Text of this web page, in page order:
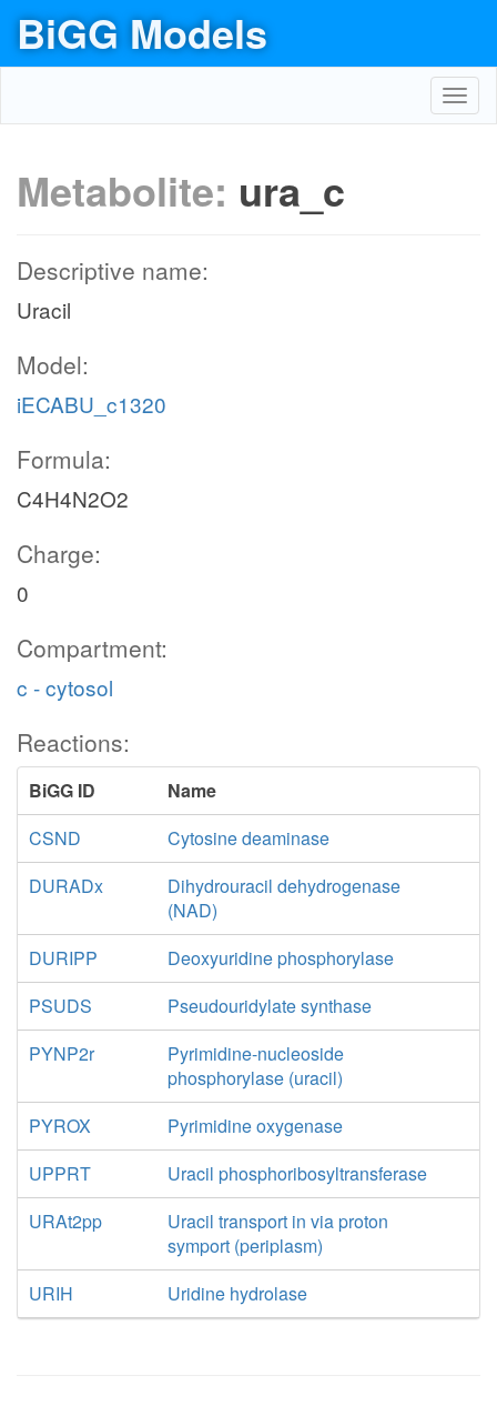
BiGG Models
Metabolite: ura_c
Descriptive name:
Uracil
Model:
iECABU_c1320
Formula:
C4H4N2O2
Charge:
0
Compartment:
c - cytosol
Reactions:
BiGG ID
Name
CSND
Cytosine deaminase
DURADx
Dihydrouracil dehydrogenase
(NAD)
DURIPP
Deoxyuridine phosphorylase
PSUDS
Pseudouridylate synthase
PYNP2r
Pyrimidine-nucleoside
phosphorylase (uracil)
PYROX
Pyrimidine oxygenase
UPPRT
Uracil phosphoribosyltransferase
URAt2pp
Uracil transport in via proton
symport (periplasm)
URIH
Uridine hydrolase